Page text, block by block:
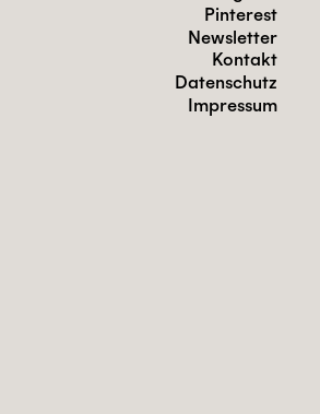
Pinterest
Newsletter
Kontakt
Datenschutz
Impressum